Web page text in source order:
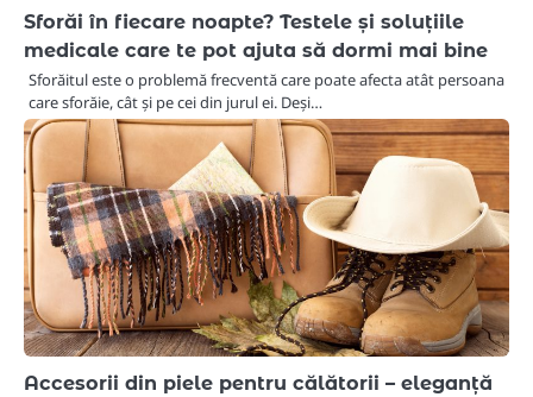
Sforăi în fiecare noapte? Testele și soluțiile
medicale care te pot ajuta să dormi mai bine
Sforăitul este o problemă frecventă care poate afecta atât persoana
care sforăie, cât și pe cei din jurul ei. Deși…
Accesorii din piele pentru călătorii – eleganță